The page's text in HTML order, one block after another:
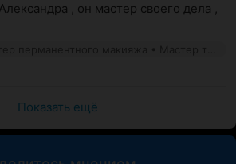
, он мастер своего дела ,
Показать ещё